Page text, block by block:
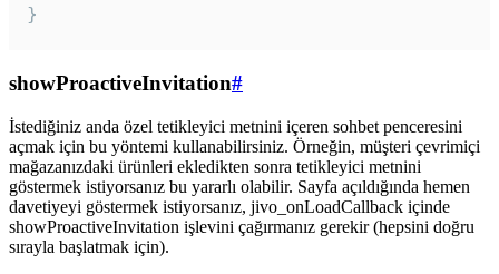
}
showProactiveInvitation#
İstediğiniz anda özel tetikleyici metnini içeren sohbet penceresini
açmak için bu yöntemi kullanabilirsiniz. Örneğin, müşteri çevrimiçi
mağazanızdaki ürünleri ekledikten sonra tetikleyici metnini
göstermek istiyorsanız bu yararlı olabilir. Sayfa açıldığında hemen
davetiyeyi göstermek istiyorsanız, jivo_onLoadCallback içinde
showProactiveInvitation işlevini çağırmanız gerekir (hepsini doğru
sırayla başlatmak için).